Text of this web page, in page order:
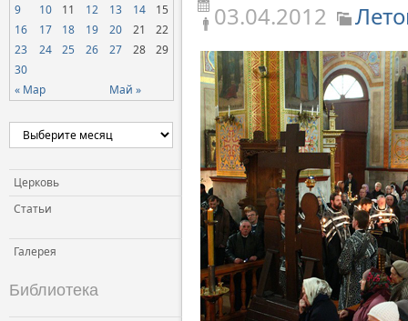
Официальная хроника
СОЦИАЛЬНОЕ
СЛУЖЕНИЕ
Церковь и власть
Церковь и общество
Церковь и СМИ
« Мар Май »
9
10 11 12 13 14
15
16
17 18 19 20 21
22
23
24 25 26 27 28
29
30
Церковь
Статьи
Галерея
Библиотека
03.04.2012